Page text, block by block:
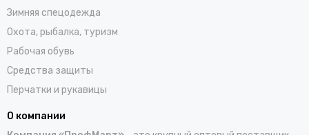
Зимняя спецодежда
Охота, рыбалка, туризм
Рабочая обувь
Средства защиты
Перчатки и рукавицы
О компании